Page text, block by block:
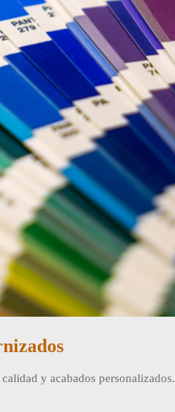
y acabados personalizados.